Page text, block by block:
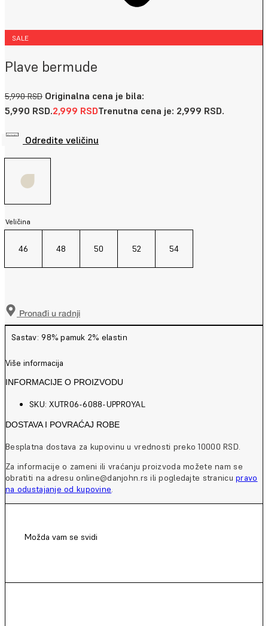
SALE
Plave bermude
5,990RSD Originalna cena je bila:
5,990 RSD.2,999 RSDTrenutna cena je: 2,999 RSD.
Odredite veličinu
Veličina
46 48 50 52 54
Pronađi u radnji
Sastav: 98% pamuk 2% elastin
Više informacija
INFORMACIJE O PROIZVODU
SKU: XUTR06-6088-UPPROYAL
DOSTAVA I POVRAĆAJ ROBE
Besplatna dostava za kupovinu u vrednosti preko 10000 RSD.
Za informacije o zameni ili vraćanju proizvoda možete nam se
obratiti na adresu online@danjohn.rs ili pogledajte stranicupravo
na odustajanje od kupovine.
Možda vam se svidi